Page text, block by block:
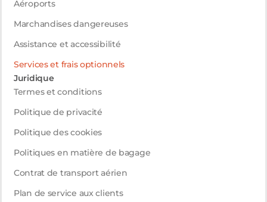
Aéroports
Marchandises dangereuses
Assistance et accessibilité
Services et frais optionnels
Juridique
Termes et conditions
Politique de privacité
Politique des cookies
Politiques en matière de bagage
Contrat de transport aérien
Plan de service aux clients